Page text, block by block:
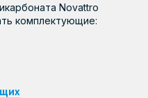
Novattro
комплектующие: